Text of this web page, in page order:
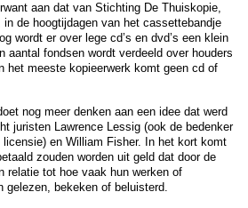
aan dat van Stichting De Thuiskopie,
de hoogtijdagen van het cassettebandje
wordt er over lege cd’s en dvd’s een klein
aantal fondsen wordt verdeeld over houders
het meeste kopieerwerk komt geen cd of
nog meer denken aan een idee dat werd
juristen Lawrence Lessig (ook de bedenker
en William Fisher. In het kort komt
zouden worden uit geld dat door de
relatie tot hoe vaak hun werken of
gelezen, bekeken of beluisterd.